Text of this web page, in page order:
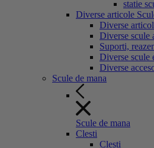
statie
Diverse articole
Diverse
Diverse scule
Suporti,
Diverse scule
Diverse
Scule de mana
Scule de mana
Clesti
Clesti